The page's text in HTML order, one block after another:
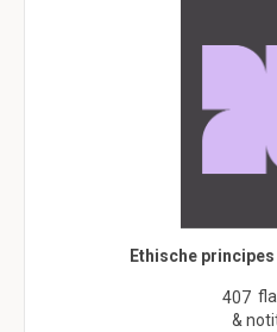
Ethische
407
&